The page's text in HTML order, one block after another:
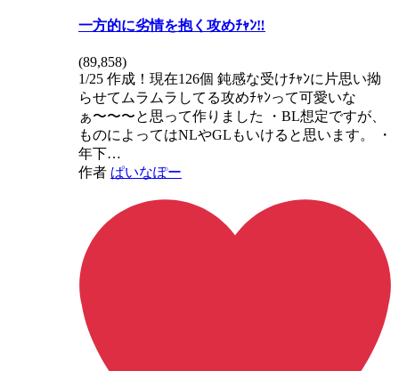
一方的に劣情を抱く攻めﾁｬﾝ‼️
(89,858)
1/25 作成！現在126個 鈍感な受けﾁｬﾝに片思い拗
らせてムラムラしてる攻めﾁｬﾝって可愛いな
ぁ〜〜〜と思って作りました ・BL想定ですが、
ものによってはNLやGLもいけると思います。 ・
年下…
作者 ぱいなぽー